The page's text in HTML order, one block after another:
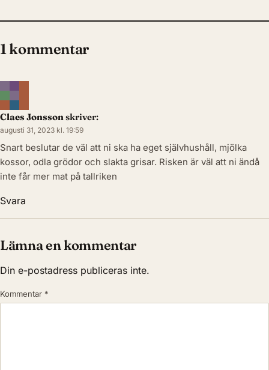
1 kommentar
Claes Jonsson skriver:
augusti 31, 2023 kl. 19:59
Snart beslutar de väl att ni ska ha eget självhushåll, mjölka
kossor, odla grödor och slakta grisar. Risken är väl att ni ändå
inte får mer mat på tallriken
Svara
Lämna en kommentar
Din e-postadress publiceras inte.
Kommentar *